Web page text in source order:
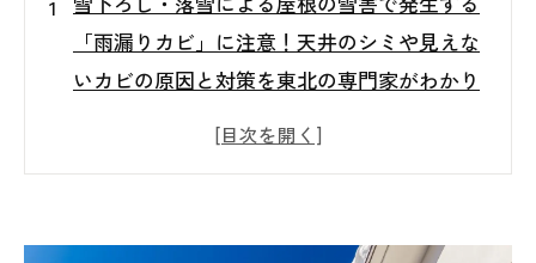
「雨漏りカビ」に注意！天井のシミや見えな
いカビの原因と対策を東北の専門家がわかり
井のシミは要注意！